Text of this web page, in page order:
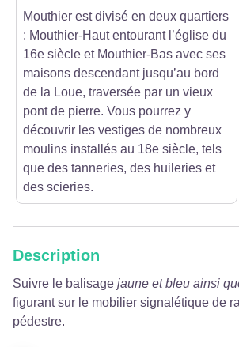
Mouthier est divisé en deux quartiers
: Mouthier-Haut entourant l’église du
16e siècle et Mouthier-Bas avec ses
maisons descendant jusqu’au bord
de la Loue, traversée par un vieux
pont de pierre. Vous pourrez y
découvrir les vestiges de nombreux
moulins installés au 18e siècle, tels
que des tanneries, des huileries et
des scieries.
Description
Suivre le balisage jaune et bleu ainsi
figurant sur le mobilier signalétique de
pédestre.